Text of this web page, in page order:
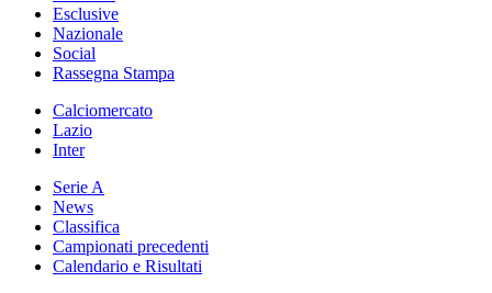
Esclusive
Nazionale
Social
Rassegna Stampa
Calciomercato
Lazio
Inter
Serie A
News
Classifica
Campionati precedenti
Calendario e Risultati